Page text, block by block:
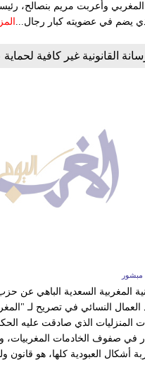
وأعربت مريم بنصالح،
يضم في عضويته كبار رجال...
القانونية غير كافية
مبشور
المغربية السعدية الباهي عن
العمال النسائي في تصريح لـ
المنزليات الذي صادقت عليه
في صفوف الخادمات المغربيات،
أشكال العبودية كلها، هو قانون